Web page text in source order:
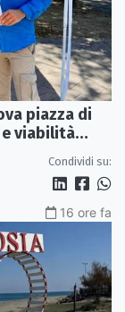
piazza di
e viabilità
Condividi su:
16 ore fa